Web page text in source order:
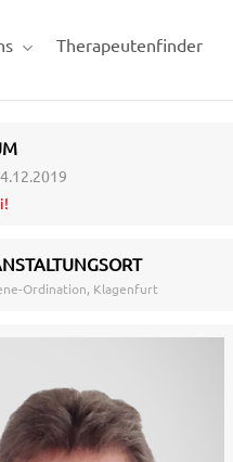
Therapeutenfinder
Ordination, Klagenfurt